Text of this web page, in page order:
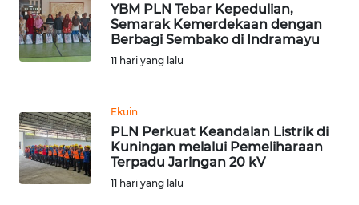
YBM PLN Tebar Kepedulian,
Semarak Kemerdekaan dengan
Berbagi Sembako di Indramayu
11 hari yang lalu
Ekuin
PLN Perkuat Keandalan Listrik di
Kuningan melalui Pemeliharaan
Terpadu Jaringan 20 kV
11 hari yang lalu
WN
TEBING
TINGGI
PAKPAK
WN
KARAWANG